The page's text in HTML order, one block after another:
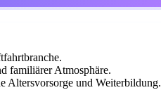
familiärer Atmosphäre.
Altersvorsorge und Weiterbildung.